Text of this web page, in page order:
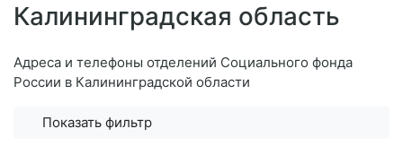
Калининградская область
Адреса и телефоны отделений Социального фонда
России в Калининградской области
Показать фильтр